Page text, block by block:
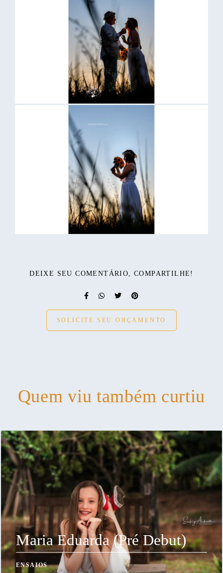
DEIXE SEU COMENTÁRIO, COMPARTILHE!
SOLICITE SEU ORÇAMENTO
Quem viu também curtiu
Maria Eduarda (Pré Debut)
ENSAIOS